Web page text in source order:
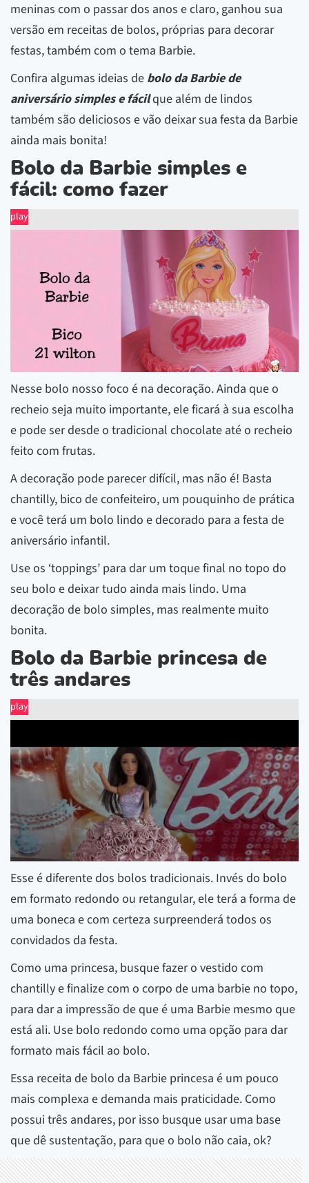
meninas com o passar dos anos e claro, ganhou sua
versão em receitas de bolos, próprias para decorar
festas, também com o tema Barbie.
Confira algumas ideias de bolo da Barbie de
aniversário simples e fácilque além de lindos
também são deliciosos e vão deixar sua festa da Barbie
ainda mais bonita!
Bolo da Barbie simples e
fácil: como fazer
play
Nesse bolo nosso foco é na decoração. Ainda que o
recheio seja muito importante, ele ficará à sua escolha
e pode ser desde o tradicional chocolate até o recheio
feito com frutas.
A decoração pode parecer difícil, mas não é! Basta
chantilly, bico de confeiteiro, um pouquinho de prática
e você terá um bolo lindo e decorado para a festa de
aniversário infantil.
Use os ‘toppings’ para dar um toque final no topo do
seu bolo e deixar tudo ainda mais lindo. Uma
decoração de bolo simples, mas realmente muito
bonita.
Bolo da Barbie princesa de
três andares
play
Esse é diferente dos bolos tradicionais. Invés do bolo
em formato redondo ou retangular, ele terá a forma de
uma boneca e com certeza surpreenderá todos os
convidados da festa.
Como uma princesa, busque fazer o vestido com
chantilly e finalize com o corpo de uma barbie no topo,
para dar a impressão de que é uma Barbie mesmo que
está ali. Use bolo redondo como uma opção para dar
formato mais fácil ao bolo.
Essa receita de bolo da Barbie princesa é um pouco
mais complexa e demanda mais praticidade. Como
possui três andares, por isso busque usar uma base
que dê sustentação, para que o bolo não caia, ok?